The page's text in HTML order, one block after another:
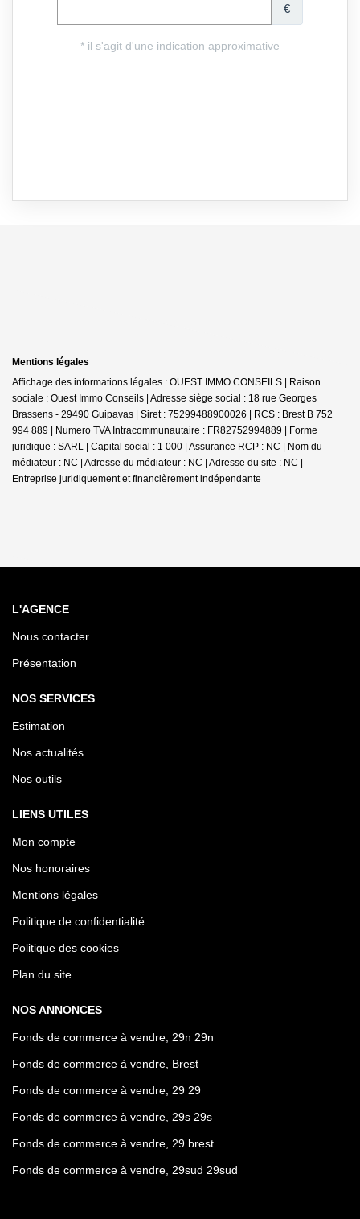
Mentions légales
Affichage des informations légales : OUEST IMMO CONSEILS | Raison
sociale : Ouest Immo Conseils | Adresse siège social : 18 rue Georges
Brassens - 29490 Guipavas | Siret : 75299488900026 | RCS : Brest B 752
994 889 | Numero TVA Intracommunautaire : FR82752994889 | Forme
juridique : SARL | Capital social : 1 000 | Assurance RCP : NC | Nom du
médiateur : NC | Adresse du médiateur : NC | Adresse du site : NC |
Entreprise juridiquement et financièrement indépendante
L'AGENCE
Nous contacter
Présentation
NOS SERVICES
Estimation
Nos actualités
Nos outils
LIENS UTILES
Mon compte
Nos honoraires
Mentions légales
Politique de confidentialité
Politique des cookies
Plan du site
NOS ANNONCES
Fonds de commerce à vendre, 29n 29n
Fonds de commerce à vendre, Brest
Fonds de commerce à vendre, 29 29
Fonds de commerce à vendre, 29s 29s
Fonds de commerce à vendre, 29 brest
Fonds de commerce à vendre, 29sud 29sud